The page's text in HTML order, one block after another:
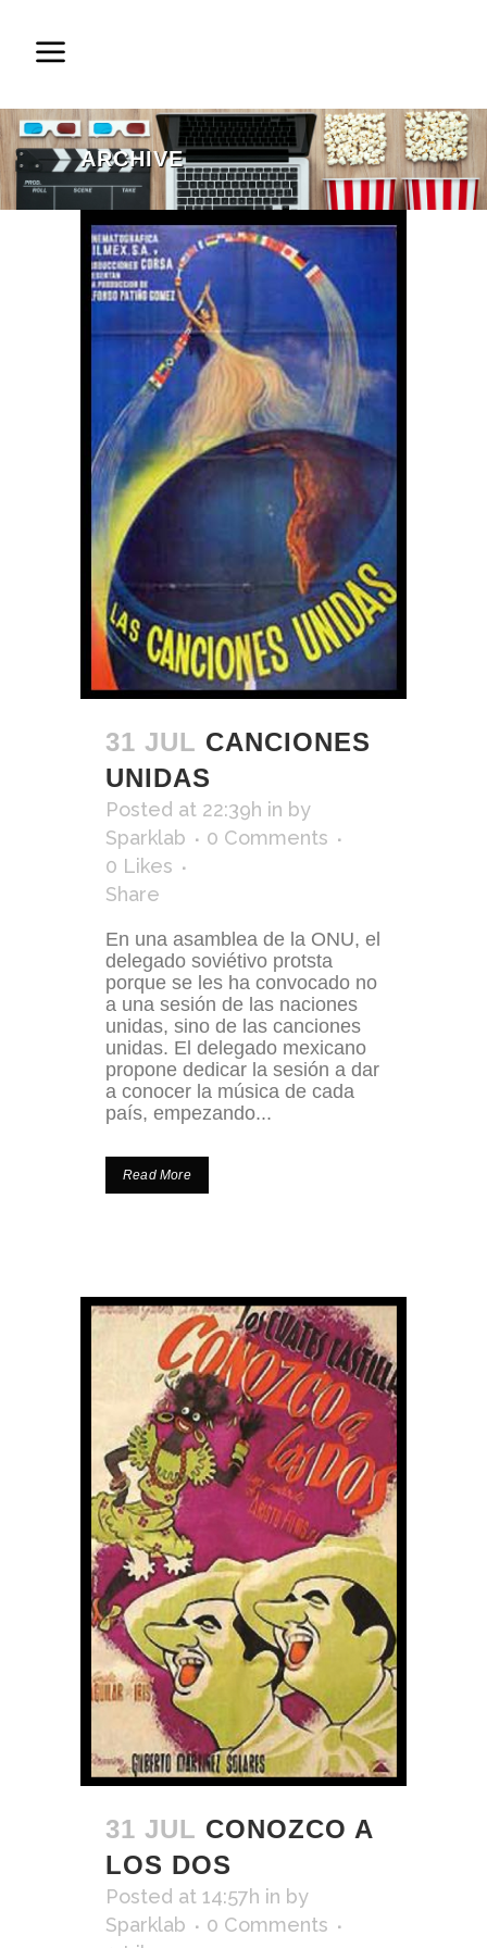
ARCHIVE
31 JUL CANCIONES
UNIDAS
Posted at 22:39h in by
Sparklab
0 Comments
0 Likes
Share
En una asamblea de la ONU, el
delegado soviétivo protsta
porque se les ha convocado no
a una sesión de las naciones
unidas, sino de las canciones
unidas. El delegado mexicano
propone dedicar la sesión a dar
a conocer la música de cada
país, empezando...
Read More
31 JUL CONOZCO A
LOS DOS
Posted at 14:57h in by
Sparklab
0 Comments